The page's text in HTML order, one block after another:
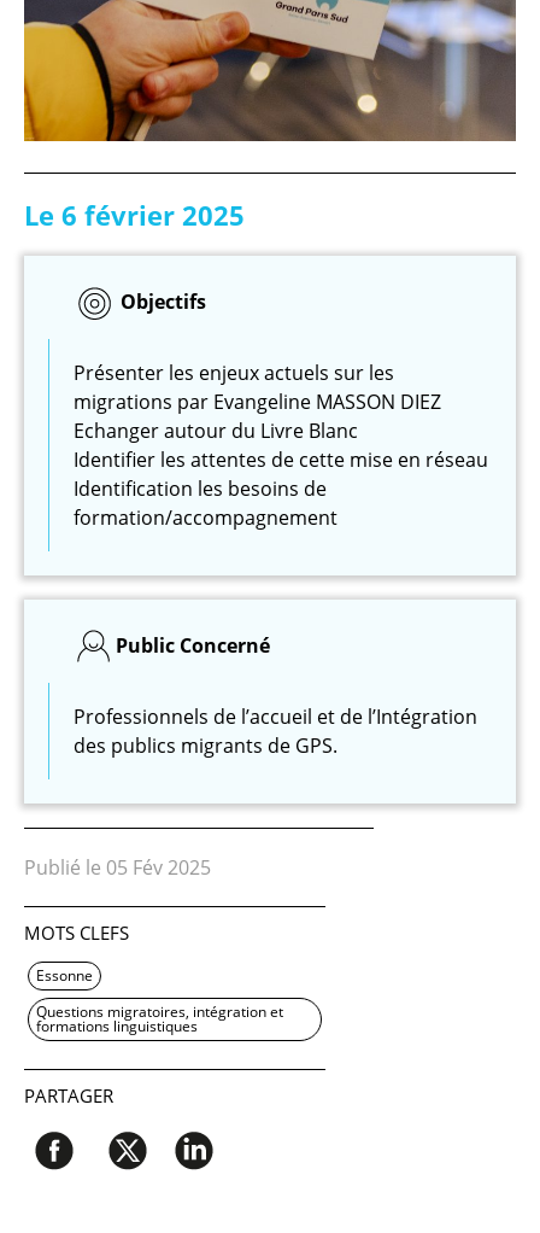
Le 6 février 2025
Objectifs
Présenter les enjeux actuels sur les
migrations par Evangeline MASSON DIEZ
Echanger autour du Livre Blanc
Identifier les attentes de cette mise en réseau
Identification les besoins de
formation/accompagnement
Public Concerné
Professionnels de l’accueil et de l’Intégration
des publics migrants de GPS.
Publié le 05 Fév 2025
MOTS CLEFS
Essonne
Questions migratoires, intégration et
formations linguistiques
PARTAGER